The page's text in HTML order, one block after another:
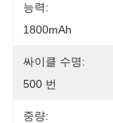
능력:
1800mAh
싸이클 수명:
500 번
중량: